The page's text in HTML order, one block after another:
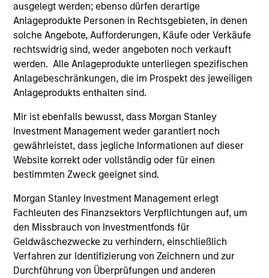
ausgelegt werden; ebenso dürfen derartige
Anlageprodukte Personen in Rechtsgebieten, in denen
solche Angebote, Aufforderungen, Käufe oder Verkäufe
rechtswidrig sind, weder angeboten noch verkauft
werden. Alle Anlageprodukte unterliegen spezifischen
Anlagebeschränkungen, die im Prospekt des jeweiligen
Anlageprodukts enthalten sind.
Mir ist ebenfalls bewusst, dass Morgan Stanley
Investment Management weder garantiert noch
gewährleistet, dass jegliche Informationen auf dieser
Website korrekt oder vollständig oder für einen
bestimmten Zweck geeignet sind.
Morgan Stanley Investment Management erlegt
Fachleuten des Finanzsektors Verpflichtungen auf, um
den Missbrauch von Investmentfonds für
Geldwäschezwecke zu verhindern, einschließlich
Verfahren zur Identifizierung von Zeichnern und zur
Durchführung von Überprüfungen und anderen
16-DEC-2025
May not represent all Team Members.
The information on this page is for informational
purposes only. The information contained herein does
offering of advisory services or an offer to sell or a
solicitation of an offer to buy any securities in any
jurisdiction in which such offer or solicitation,
purchase or sale would be unlawful under the
securities, insurance or other laws of such jurisdiction.
All investing involves risks, including a loss of principal.